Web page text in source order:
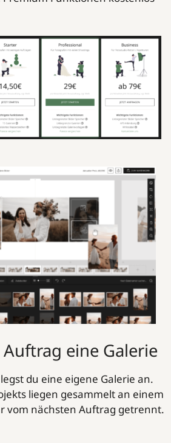
eine Galerie
du eine eigene Galerie an.
liegen gesammelt an einem
vom nächsten Auftrag getrennt.